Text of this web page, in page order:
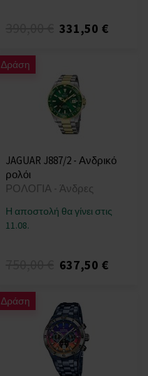
331,50 €
Δράση
JAGUAR J887/2 - Ανδρικό
ρολόι
ΡΟΛΟΓΙΑ - Άνδρες
Η αποστολή θα γίνει στις
11.08.
637,50 €
Δράση